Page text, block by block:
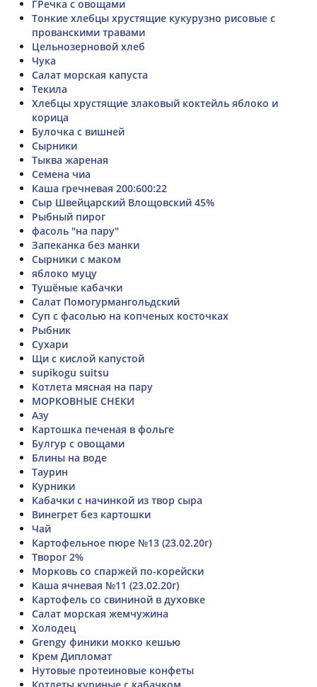
ГРечка с овощами
Тонкие хлебцы хрустящие кукурузно рисовые с
прованскими травами
Цельнозерновой хлеб
Чука
Салат морская капуста
Текила
Хлебцы хрустящие злаковый коктейль яблоко и
корица
Булочка с вишней
Сырники
Тыква жареная
Семена чиа
Каша гречневая 200:600:22
Сыр Швейцарский Влощовский 45%
Рыбный пирог
фасоль "на пару"
Запеканка без манки
Сырники с маком
яблоко муцу
Тушёные кабачки
Салат Помогурмангольдский
Суп с фасолью на копченых косточках
Рыбник
Сухари
Щи с кислой капустой
supikogu suitsu
Котлета мясная на пару
МОРКОВНЫЕ СНЕКИ
Азу
Картошка печеная в фольге
Булгур с овощами
Блины на воде
Таурин
Курники
Кабачки с начинкой из твор сыра
Винегрет без картошки
Чай
Картофельное пюре №13 (23.02.20г)
Творог 2%
Морковь со спаржей по-корейски
Каша ячневая №11 (23.02.20г)
Картофель со свининой в духовке
Салат морская жемчужина
Холодец
Grengy финики мокко кешью
Крем Дипломат
Нутовые протеиновые конфеты